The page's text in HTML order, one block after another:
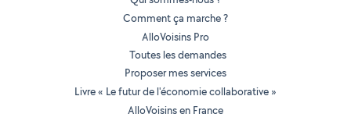
Comment ça marche ?
AlloVoisins Pro
Toutes les demandes
Proposer mes services
Livre « Le futur de l'économie collaborative »
AlloVoisins en France